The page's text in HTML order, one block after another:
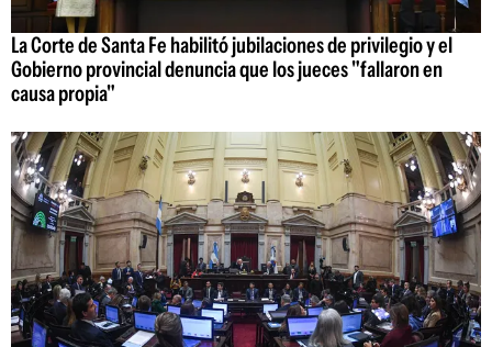
La Corte de Santa Fe habilitó jubilaciones de privilegio y el
Gobierno provincial denuncia que los jueces "fallaron en
causa propia"